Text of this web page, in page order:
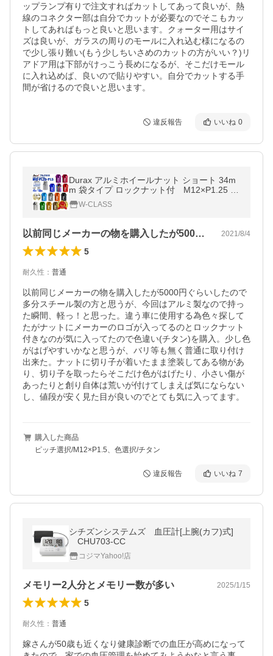
ップランプ有りで注文すればカットしてあって良いが、熱
線のコネクター部は自分でカットが必要なのでそこもカッ
トしてあればもっと良いと思います。クォーター用はサイ
ズは良いが、ガラスの周りのモールに入れ込む様になるの
で少し張り難い(もう少しちいさめのカットの方がいい？)リ
アドア用は下部がけっこう長めになるが、そこだけモール
に入れ込めば、良いので貼りやすい。自分でカットする手
間が省けるので良いと思います。
違反報告 いいね 0
Durax アルミホイールナット ショート 34m
m 袋タイプ ロックナット付 M12×P1.25 M
12×P1.5 紫 ネイビー 青 チタン 緑 金 橙 赤
桃 茶 銀 黒 20個セット
W-CLASS
以前同じメーカーの物を購入したが500… 2021/8/4
5
耐久性 ： 普通
以前同じメーカーの物を購入したが5000円ぐらいしたので
多分スチール製の方と思うが、今回はアルミ製なので持っ
た瞬間、軽っ！と思った。違う車に使用する為色々探して
たがナットにメーカーのロゴが入ってるのとロックナット
付きなのが気に入ってたので色違い(チタン)を購入。少し色
がはげやすいかなと思うが、バリ等も無く普通に取り付け
出来た。ナットに切り子が着いたまま塗装してある物があ
り、切り子を取ったらそこだけ色がはげたり、小さい傷が
あったりと創り自体は荒いが付けてしまえば気にならない
し、値段が安く見た目が良いのでとても気に入ってます。
購入した商品
ピッチ選択/M12×P1.5、色選択/チタン
違反報告 いいね 7
シチズンシステムズ 血圧計[上腕(カフ)式]
CHU703-CC
コジマYahoo!店
メモリー2人分とメモリー数が多い 2025/1/15
5
耐久性 ： 普通
嫁さんが50歳も近くなり健康診断での血圧が高めになって